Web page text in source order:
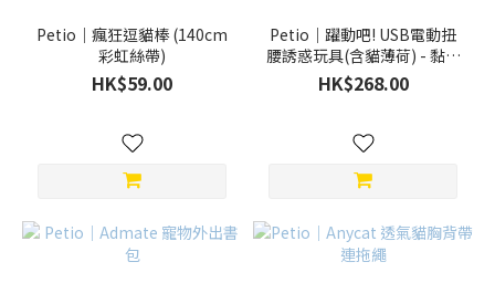
Petio｜瘋狂逗貓棒 (140cm
彩虹絲帶)
HK$59.00
Petio｜躍動吧! USB電動扭
腰誘惑玩具(含貓薄荷) - 黏土
人
HK$268.00